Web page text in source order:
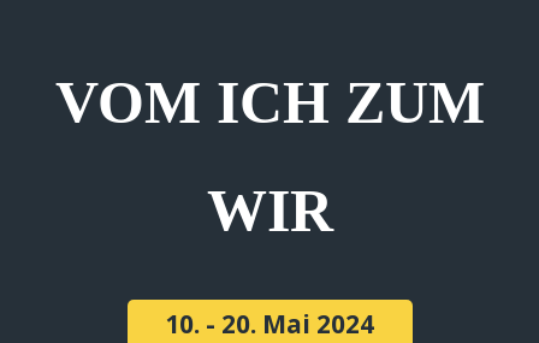
VOM ICH ZUM
WIR
10. - 20. Mai 2024